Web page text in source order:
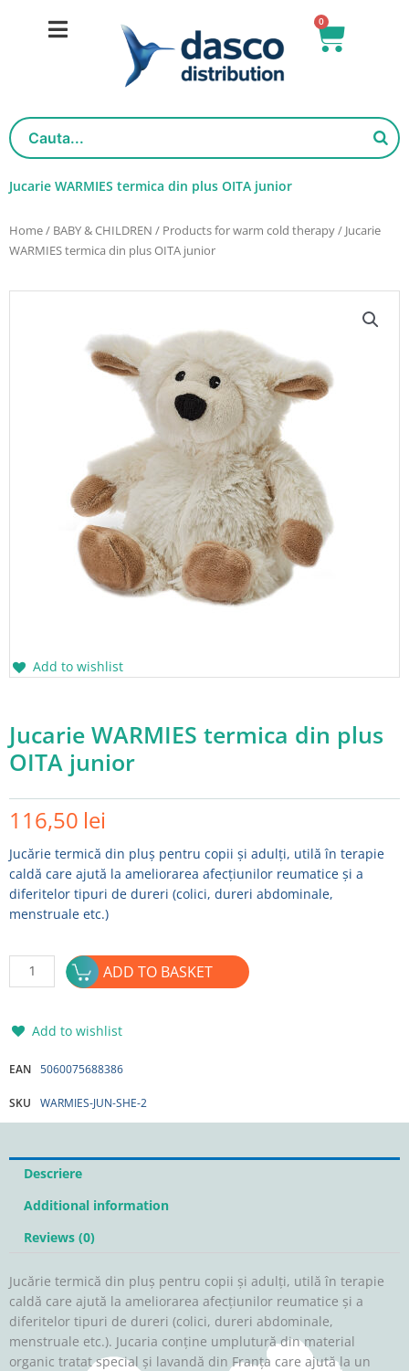
0
Basket
Jucarie WARMIES termica din plus OITA junior
Home/ BABY & CHILDREN / Products for warm cold therapy/ Jucarie
WARMIES termica din plus OITA junior
Add to wishlist
Jucarie WARMIES termica din plus
OITA junior
116,50 lei
Jucărie termică din pluș pentru copii și adulți, utilă în terapie
caldă care ajută la ameliorarea afecțiunilor reumatice și a
diferitelor tipuri de dureri (colici, dureri abdominale,
menstruale etc.)
Jucarie
WARMIES
din
OITA
quantity
ADD TO BASKET
Add to wishlist
EAN 5060075688386
SKU WARMIES-JUN-SHE-2
Descriere
Additional information
Reviews (0)
Jucărie termică din pluș pentru copii și adulți, utilă în terapie
caldă care ajută la ameliorarea afecțiunilor reumatice și a
diferitelor tipuri de dureri (colici, dureri abdominale,
menstruale etc.). Jucaria conține umplutură din material
organic tratat special și lavandă din Franța care ajută la un